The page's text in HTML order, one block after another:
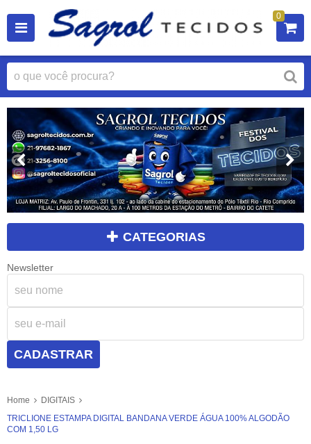
0
CATEGORIAS
Newsletter
CADASTRAR
Home
DIGITAIS
TRICLIONE ESTAMPA DIGITAL BANDANA VERDE ÁGUA 100% ALGODÃO
COM 1,50 LG